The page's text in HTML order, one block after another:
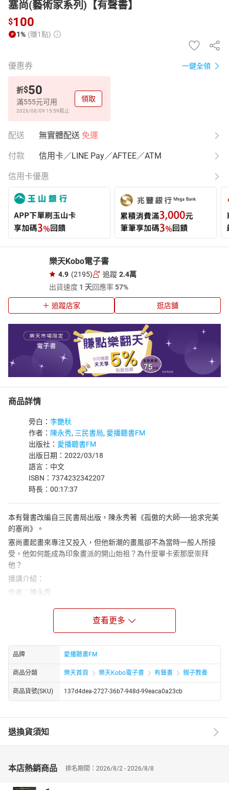
塞尚(藝術家系列)【有聲書】
$100
1% (賺1點)
優惠券 一鍵全領
折$50
滿555元可用
2026/08/09 15:59截止
領取
配送 無實體配送 免運
付款 信用卡／LINE Pay／AFTEE／ATM
信用卡優惠
樂天Kobo電子書
4.9 (2195) 追蹤 2.4萬
出貨速度 1 天回應率57%
追蹤店家 逛店舖
商品詳情
旁白： 李艷秋
作者： 陳永秀, 三民書局, 愛播聽書FM
出版社： 愛播聽書FM
出版日期：2022/03/18
語言：中文
ISBN：7374232342207
時長：00:17:37
本有聲書改編自三民書局出版，陳永秀著《孤傲的大師──追求完美
的塞尚》。
塞尚畫起畫來專注又投入，但他新潮的畫風卻不為當時一般人所接
受，他如何能成為印象畫派的開山始祖？為什麼畢卡索那麼崇拜
他？
播講介紹：
作者：陳永秀
親希望她念理工，她念了化工，又念了化學，盡了最大的努力。接
她一共寫、畫了十四本書。
台灣著名資深媒體人、主播、電視節目主持人、記者，曾擔任第51
屆電視金鐘獎評審委員，也是該屆教育文化、兒少節目獎項召集
人。1980年起，多次奪得金鐘獎新聞播報獎項。曾主持《每日一
著作。主講多部有聲故事書：十萬個為什麼、好寶寶床邊故事、兒
童動動腦、李姐姐說故事等作品，更有李艷秋說故事APP的發行。
01孤傲的大師：追求完美的塞尚
02孤傲的大師：追求完美的塞尚
查看更多
品牌 愛播聽書FM
商品分類 樂天首頁 樂天Kobo電子書 有聲書 親子教養
商品貨號(SKU) 137d4dea-2727-36b7-948d-99eaca0a23cb
退換貨須知
本店熱銷商品 排名期間：2026/8/2 - 2026/8/8